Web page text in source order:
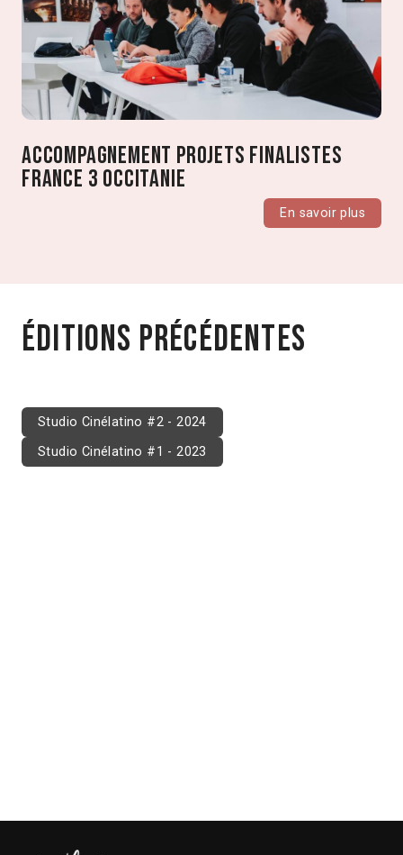
Accompagnement projets finalistes
France 3 Occitanie
En savoir plus
Éditions précédentes
Studio Cinélatino #2 - 2024
Studio Cinélatino #1 - 2023